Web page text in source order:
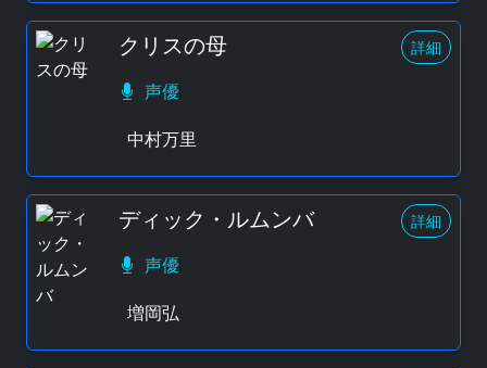
クリスの母 詳細
声優
中村万里
ディック・ルムンバ 詳細
声優
増岡弘